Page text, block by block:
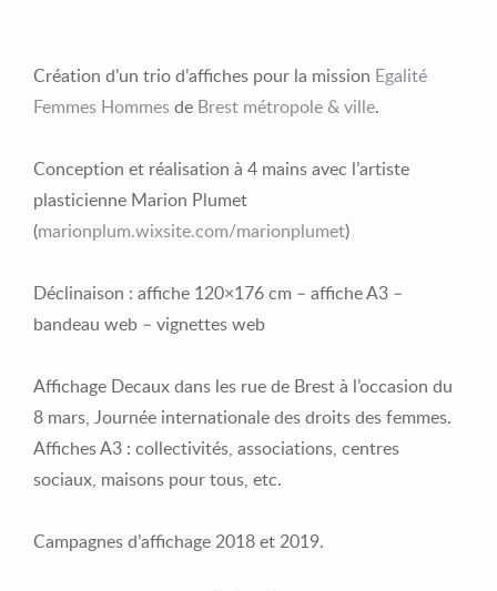
Création d’un trio d’affiches pour la mission Egalité
Femmes Hommesde Brest métropole & ville.
Conception et réalisation à 4 mains avec l’artiste
plasticienne Marion Plumet
(marionplum.wixsite.com/marionplumet)
Déclinaison : affiche 120×176 cm – affiche A3 –
bandeau web – vignettes web
Affichage Decaux dans les rue de Brest à l’occasion du
8 mars, Journée internationale des droits des femmes.
Affiches A3 : collectivités, associations, centres
sociaux, maisons pour tous, etc.
Campagnes d’affichage 2018 et 2019.